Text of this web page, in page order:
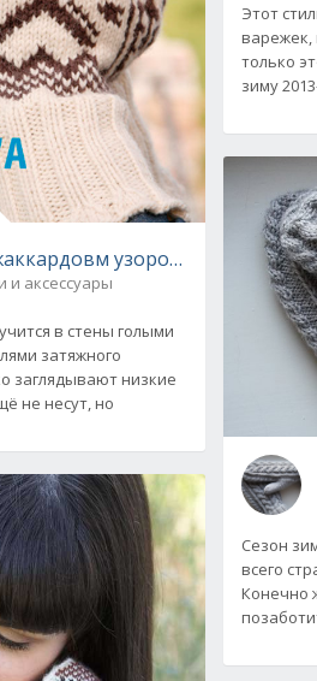
узором «Зимний
и аксессуары
в стены голыми
затяжного
заглядывают низкие
не несут, но
Этот
варежек,
только
зиму
Сезон
всего
Конечно